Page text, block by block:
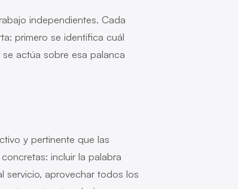
independientes. Cada
primero se identifica cuál
actúa sobre esa palanca
y pertinente que las
incluir la palabra
servicio, aprovechar todos los